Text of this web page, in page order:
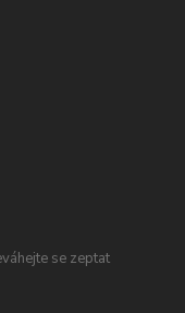
se zeptat